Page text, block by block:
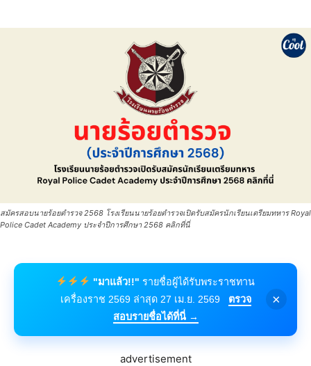
สมัครสอบนายร้อยตำรวจ 2568 โรงเรียนนายร้อยตำรวจเปิดรับสมัครนักเรียนเตรียมทหาร Royal
Police Cadet Academy ประจำปีการศึกษา 2568 คลิกที่นี่
"มาแล้ว!!" รายชื่อผู้ได้รับพระราชทาน
เครื่องราช 2569 ล่าสุด 27 เม.ย. 2569
ตรวจ
สอบรายชื่อได้ที่นี่ →
×
advertisement